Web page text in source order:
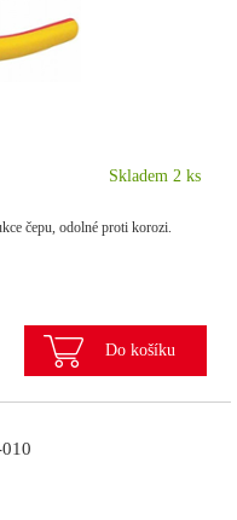
Skladem 2 ks
čepu, odolné proti korozi.
Do košíku